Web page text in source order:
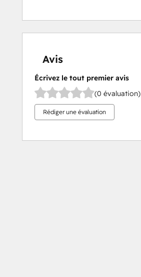
Avis
Écrivez le tout premier avis
(0 évaluation)
Rédiger une évaluation